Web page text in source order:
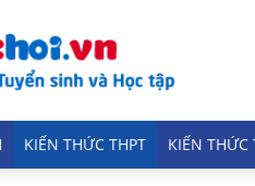
KIẾN THỨC THPT KIẾN THỨC